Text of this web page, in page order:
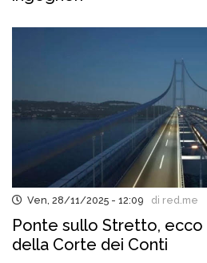
Ven, 28/11/2025 - 12:09 di red.me
Ponte sullo Stretto, ecco
della Corte dei Conti